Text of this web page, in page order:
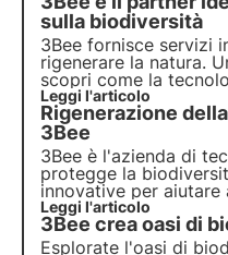
vostri dipendenti.
sulla biodiversità
3Bee fornisce servizi
rigenerare la natura.
scopri come la
uniscono per creare
aziende e il pianeta.
Leggi l'articolo
Rigenerazione
3Bee
3Bee è l'azienda di
protegge la
innovative per
impollinatori, custodi
ecosistemi. Scoprite
rigenerare la
Leggi l'articolo
3Bee crea oasi di
Esplorate l'oasi di